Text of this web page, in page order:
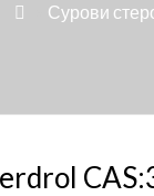
 Сурови